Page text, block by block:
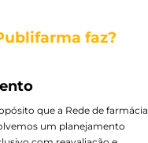
faz?
que a Rede de farmácia
um planejamento